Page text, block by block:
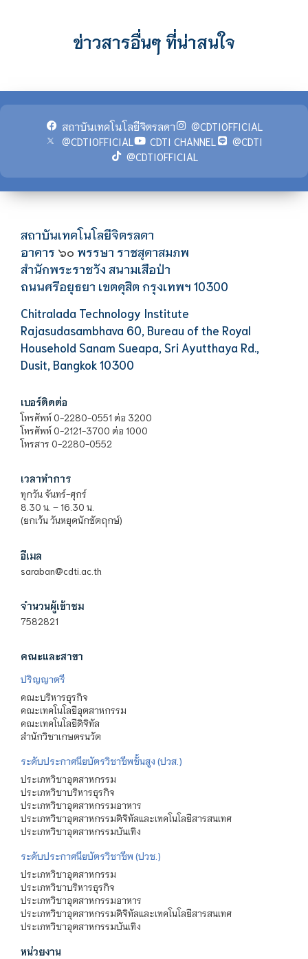
ข่าวสารอื่นๆ ที่น่าสนใจ
สถาบันเทคโนโลยีจิตรลดา
@CDTIOFFICIAL
@CDTIOFFICIAL
CDTI CHANNEL
@CDTI
@CDTIOFFICIAL
สถาบันเทคโนโลยีจิตรลดา
อาคาร ๖๐ พรรษา ราชสุดาสมภพ
สำนักพระราชวัง สนามเสือป่า
ถนนศรีอยุธยา เขตดุสิต กรุงเทพฯ 10300
Chitralada Technology Institute
Rajasudasambhava 60, Bureau of the Royal
Household Sanam Sueapa, Sri Ayutthaya Rd.,
Dusit, Bangkok 10300
เบอร์ติดต่อ
โทรศัพท์ 0-2280-0551 ต่อ 3200
โทรศัพท์ 0-2121-3700 ต่อ 1000
โทรสาร 0-2280-0552
เวลาทำการ
ทุกวัน จันทร์-ศุกร์
8.30 น. – 16.30 น.
(ยกเว้น วันหยุดนักขัตฤกษ์)
อีเมล
saraban@cdti.ac.th
จำนวนผู้เข้าชม
7582821
คณะและสาขา
ปริญญาตรี
คณะบริหารธุรกิจ
คณะเทคโนโลยีอุตสาหกรรม
คณะเทคโนโลยีดิจิทัล
สำนักวิชาเกษตรนวัต
ระดับประกาศนียบัตรวิชาชีพชั้นสูง (ปวส.)
ประเภทวิชาอุตสาหกรรม
ประเภทวิชาบริหารธุรกิจ
ประเภทวิชาอุตสาหกรรมอาหาร
ประเภทวิชาอุตสาหกรรมดิจิทัลและเทคโนโลยีสารสนเทศ
ประเภทวิชาอุตสาหกรรมบันเทิง
ระดับประกาศนียบัตรวิชาชีพ (ปวช.)
ประเภทวิชาอุตสาหกรรม
ประเภทวิชาบริหารธุรกิจ
ประเภทวิชาอุตสาหกรรมอาหาร
ประเภทวิชาอุตสาหกรรมดิจิทัลและเทคโนโลยีสารสนเทศ
ประเภทวิชาอุตสาหกรรมบันเทิง
หน่วยงาน